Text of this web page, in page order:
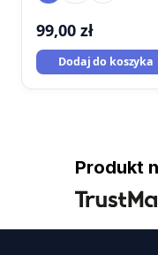
99,00 zł
Dodaj do koszyka
Produkt